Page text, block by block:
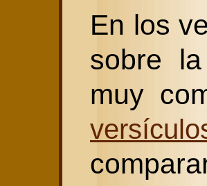
En los
sobre
muy